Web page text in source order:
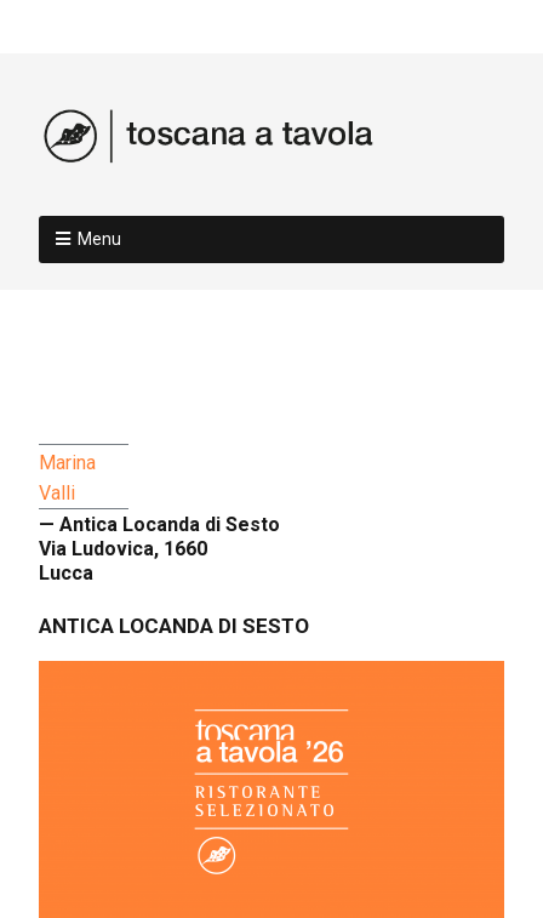
Menu
Marina
Valli
— Antica Locanda di Sesto
Via Ludovica, 1660
Lucca
ANTICA LOCANDA DI SESTO